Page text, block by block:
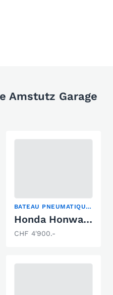
Amstutz Garage
BATEAU PNEUMATIQUE PLIABLE
Honda Honwave T40 / 8PS
CHF 4'900.-